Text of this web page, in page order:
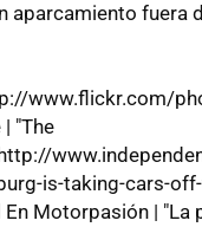
aparcamiento fuera
www.flickr.com/
"The
is-taking-cars-
Motorpasión | "La